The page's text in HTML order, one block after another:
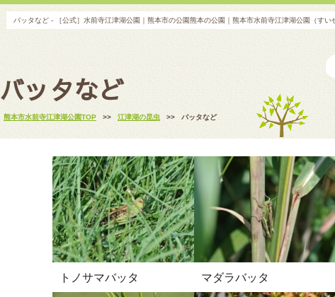
バッタなど - ［公式］水前寺江津湖公園｜熊本市の公園熊本の公園｜熊本市水前寺江津湖公園（すい
バッタなど
熊本市水前寺江津湖公園TOP >> 江津湖の昆虫 >> バッタなど
トノサマバッタ マダラバッタ